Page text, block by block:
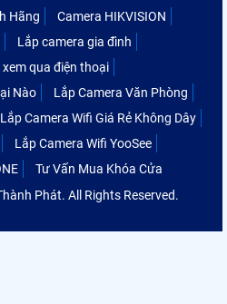
Hãng
Camera HIKVISION
Lắp camera gia đình
qua điện thoại
Nào
Lắp Camera Văn Phòng
Lắp Camera Wifi Giá Rẻ Không Dây
Lắp Camera Wifi YooSee
Tư Vấn Mua Khóa Cửa
Phát. All Rights Reserved.